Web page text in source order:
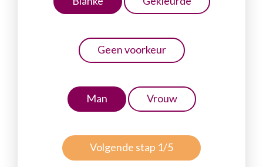
Geen voorkeur
Man Vrouw
Volgende stap 1/5